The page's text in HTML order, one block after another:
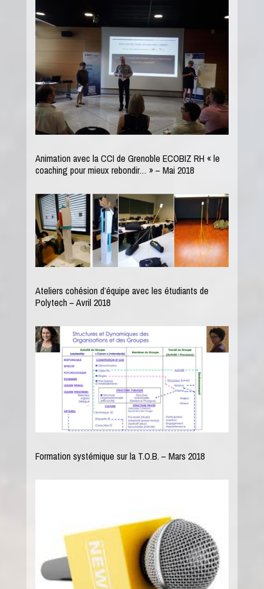
Animation avec la CCI de Grenoble ECOBIZ RH « le
coaching pour mieux rebondir… » – Mai 2018
Ateliers cohésion d’équipe avec les étudiants de
Polytech – Avril 2018
Formation systémique sur la T.O.B. – Mars 2018